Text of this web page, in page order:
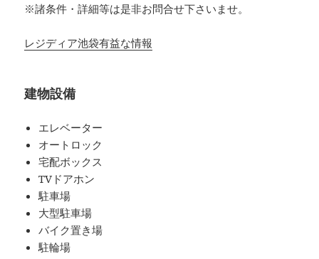
※諸条件・詳細等は是非お問合せ下さいませ。
レジディア池袋有益な情報
建物設備
エレベーター
オートロック
宅配ボックス
TVドアホン
駐車場
大型駐車場
バイク置き場
駐輪場